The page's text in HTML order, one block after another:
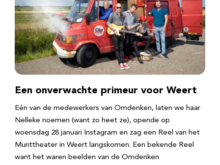
Een onverwachte primeur voor Weert
Eén van de medewerkers van Omdenken, laten we haar
Nelleke noemen (want zo heet ze), opende op
woensdag 28 januari Instagram en zag een Reel van het
Munttheater in Weert langskomen. Een bekende Reel
want het waren beelden van de Omdenken